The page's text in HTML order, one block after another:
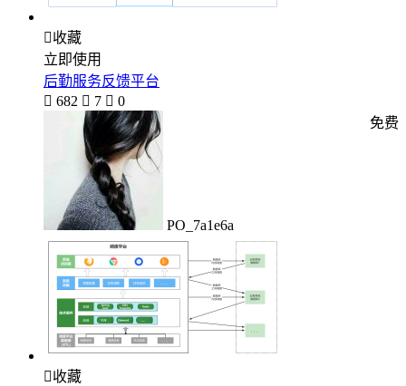
收藏
立即使用
后勤服务反馈平台
 682  7  0
PO_7a1e6a
免费
收藏